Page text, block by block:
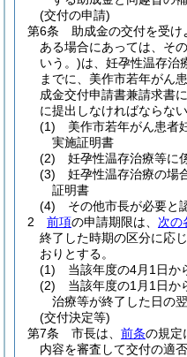
(交付の申請)
第6条
助成金の交付を受け
ある場合にあっては、そ
いう。)は、妊孕性温存治
までに、美作市若年がん
成金交付申請書兼請求書
に提出しなければならない
(1)
美作市若年がん患者
実施証明書
(2)
妊孕性温存治療等に
(3)
妊孕性温存治療の場
証明書
(4)
その他市長が必要と
2
前項の申請期限は、 次の
終了した時期の区分に応
おりとする。
(1)
当該年度の4月1日
(2)
当該年度の1月1日
治療等が終了した日の
(交付決定等)
第7条
市長は、 前条の規定
内容を審査して交付の適